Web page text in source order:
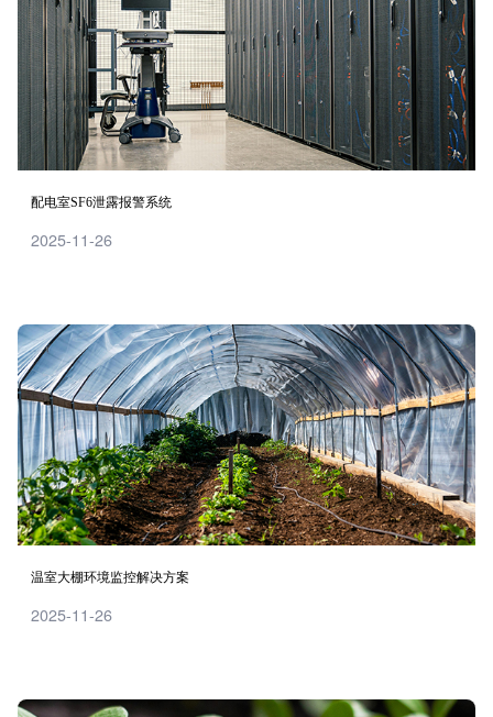
配电室SF6泄露报警系统
2025-11-26
温室大棚环境监控解决方案
2025-11-26